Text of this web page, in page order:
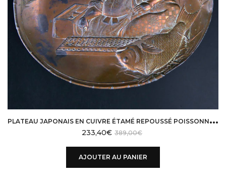
P
LATEAU JAPONAIS EN CUIVRE ÉTAMÉ REPOUSSÉ POISSONNIER PÉRIODE SHŌWA
389,00€
233,40€
AJOUTER AU PANIER